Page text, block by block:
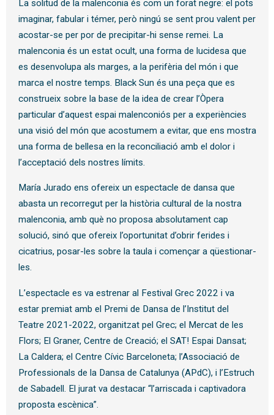
La solitud de la malenconia és com un forat negre: el pots
imaginar, fabular i témer, però ningú se sent prou valent per
acostar-se per por de precipitar-hi sense remei. La
malenconia és un estat ocult, una forma de lucidesa que
es desenvolupa als marges, a la perifèria del món i que
marca el nostre temps. Black Sun és una peça que es
construeix sobre la base de la idea de crear l’Òpera
particular d’aquest espai malenconiós per a experiències
una visió del món que acostumem a evitar, que ens mostra
una forma de bellesa en la reconciliació amb el dolor i
l’acceptació dels nostres límits.
María Jurado ens ofereix un espectacle de dansa que
abasta un recorregut per la història cultural de la nostra
malenconia, amb què no proposa absolutament cap
solució, sinó que ofereix l’oportunitat d’obrir ferides i
cicatrius, posar-les sobre la taula i començar a qüestionar-
les.
L’espectacle es va estrenar al Festival Grec 2022 i va
estar premiat amb el Premi de Dansa de l’Institut del
Teatre 2021-2022, organitzat pel Grec; el Mercat de les
Flors; El Graner, Centre de Creació; el SAT! Espai Dansat;
La Caldera; el Centre Cívic Barceloneta; l’Associació de
Professionals de la Dansa de Catalunya (APdC), i l’Estruch
de Sabadell. El jurat va destacar “l’arriscada i captivadora
proposta escènica”.